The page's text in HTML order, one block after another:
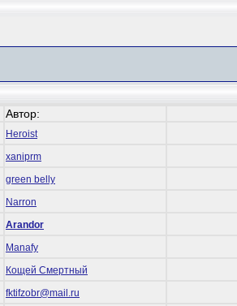
Автор:
Heroist
xaniprm
green belly
Narron
Arandor
Manafy
Кощей Смертный
fktifzobr@mail.ru